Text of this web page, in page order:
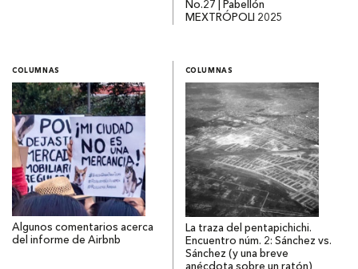
No.27 | Pabellón
MEXTRÓPOLI 2025
COLUMNAS
Algunos comentarios acerca
del informe de Airbnb
COLUMNAS
La traza del pentapichichi.
Encuentro núm. 2: Sánchez vs.
Sánchez (y una breve